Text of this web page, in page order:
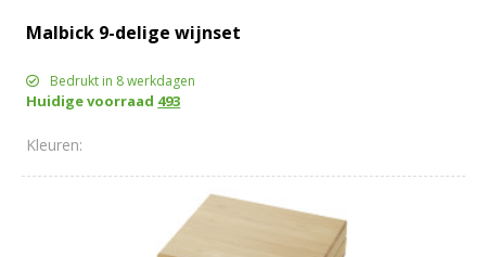
Malbick 9-delige wijnset
Bedrukt in 8 werkdagen
Huidige voorraad 493